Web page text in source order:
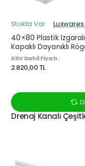
Stokta Var
40×80 Plastik
Kapaklı Dayanıklı
KDV Dahil Fiyatı :
2.820,00 TL
Drenaj Kanalı